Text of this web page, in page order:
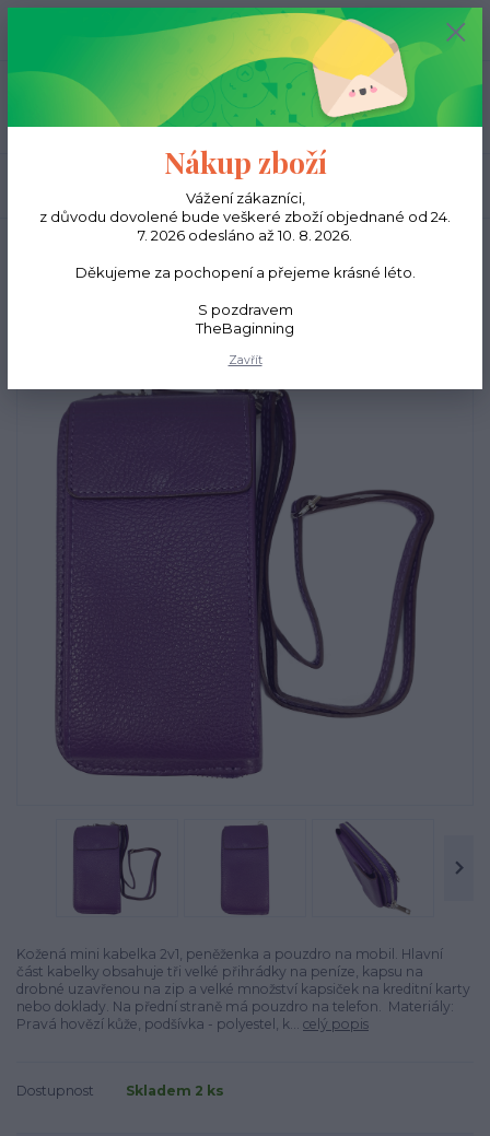
Menu
0,00 Kč
Úvod Kabelky Mini kabelka Kate - Fialová
Mini kabelka Kate - Fialová
Kožená mini kabelka 2v1, peněženka a pouzdro na mobil. Hlavní
část kabelky obsahuje tři velké přihrádky na peníze, kapsu na
drobné uzavřenou na zip a velké množství kapsiček na kreditní karty
nebo doklady. Na přední straně má pouzdro na telefon. Materiály:
Pravá hovězí kůže, podšívka - polyestel, k... celý popis
Dostupnost Skladem 2 ks
Nákup zboží
Vážení zákazníci,
z důvodu dovolené bude veškeré zboží objednané od 24.
7. 2026 odesláno až 10. 8. 2026.
Děkujeme za pochopení a přejeme krásné léto.
S pozdravem
TheBaginning
Zavřít